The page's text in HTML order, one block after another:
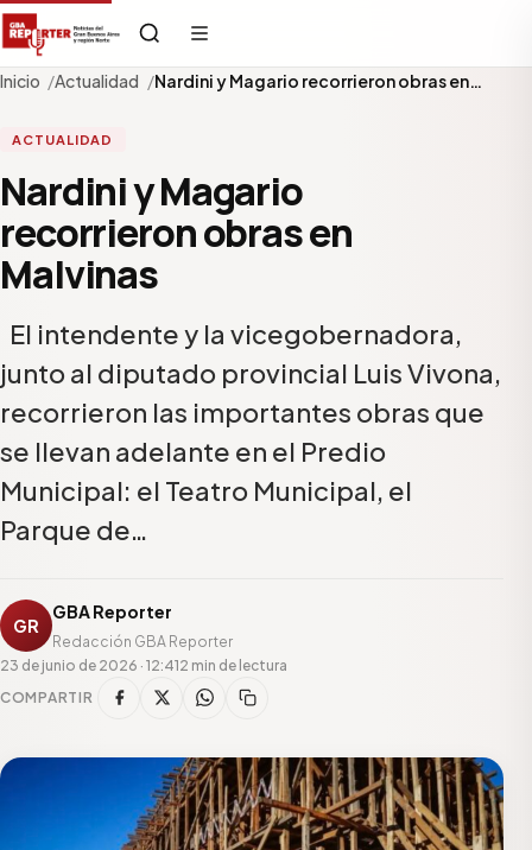
Inicio Actualidad Nardini y Magario recorrieron obras en…
ACTUALIDAD
Nardini y Magario
recorrieron obras en
Malvinas
El intendente y la vicegobernadora,
junto al diputado provincial Luis Vivona,
recorrieron las importantes obras que
se llevan adelante en el Predio
Municipal: el Teatro Municipal, el
Parque de…
GR
GBA Reporter
Redacción GBA Reporter
23 de junio de 2026 · 12:412 min de lectura
COMPARTIR